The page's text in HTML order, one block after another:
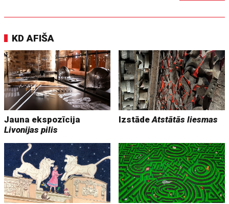
KD AFIŠA
Jauna ekspozīcija
Livonijas pilis
IzstādeAtstātās liesmas